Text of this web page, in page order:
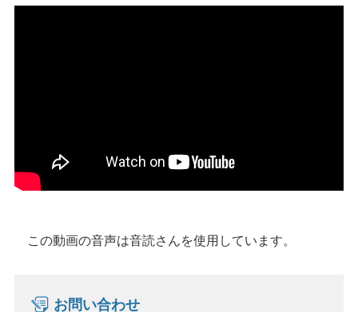
この動画の音声は音読さんを使用しています。
お問い合わせ